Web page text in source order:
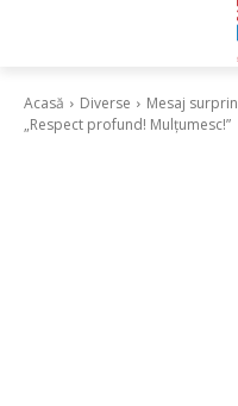
Acasă Diverse
Mesaj
„Respect profund! Mulțumesc!”